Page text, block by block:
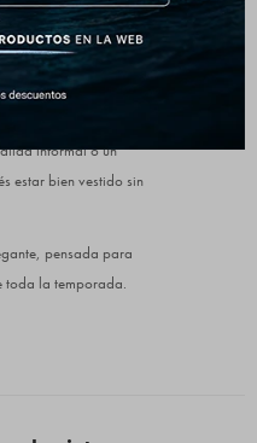
puntos
con bermudas, jeans o
Funciona tanto
informal o un
estar bien vestido sin
pensada para
toda la temporada.